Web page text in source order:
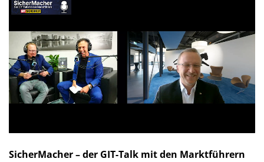
SicherMacher – der GIT-Talk mit den Marktführern